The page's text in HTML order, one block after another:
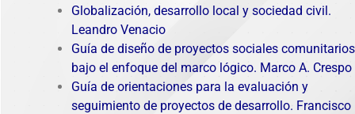
Globalización, desarrollo local y sociedad civil.
Leandro Venacio
Guía de diseño de proyectos sociales comunitarios
bajo el enfoque del marco lógico. Marco A. Crespo
Guía de orientaciones para la evaluación y
seguimiento de proyectos de desarrollo. Francisco